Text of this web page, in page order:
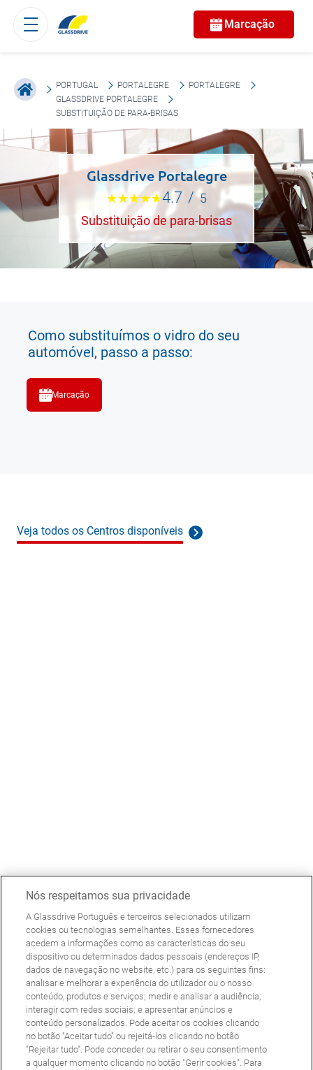
Marcação
PORTUGAL PORTALEGRE
PORTALEGRE
GLASSDRIVE PORTALEGRE
SUBSTITUIÇÃO DE PARA-BRISAS
Glassdrive Portalegre
4.7 / 5
Substituição de para-brisas
Como substituímos o vidro do seu
automóvel, passo a passo:
Marcação
Veja todos os Centros disponíveis
Nós respeitamos sua privacidade
A Glassdrive Português e terceiros selecionados utilizam
cookies ou tecnologias semelhantes. Esses fornecedores
acedem a informações como as características do seu
dispositivo ou determinados dados pessoais (endereços IP,
dados de navegação no website, etc.) para os seguintes fins:
analisar e melhorar a experiência do utilizador ou o nosso
conteúdo, produtos e serviços; medir e analisar a audiência;
interagir com redes sociais; e apresentar anúncios e
conteúdo personalizados. Pode aceitar os cookies clicando
no botão "Aceitar tudo" ou rejeitá-los clicando no botão
"Rejeitar tudo". Pode conceder ou retirar o seu consentimento
a qualquer momento clicando no botão "Gerir cookies". Para